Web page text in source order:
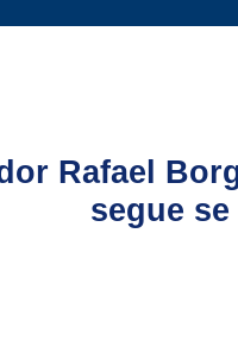
Rafael
segue